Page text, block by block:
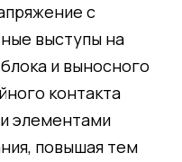
с
выступы на
и выносного
контакта
элементами
повышая тем